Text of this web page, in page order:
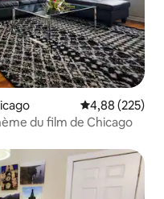
Évaluation
4,88 (225)
du film de Chicago
appréciés